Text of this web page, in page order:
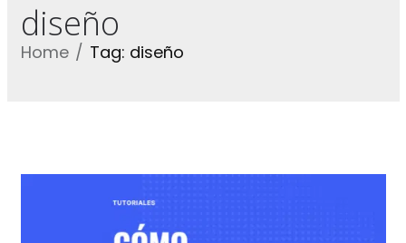
diseño
Home Tag: diseño